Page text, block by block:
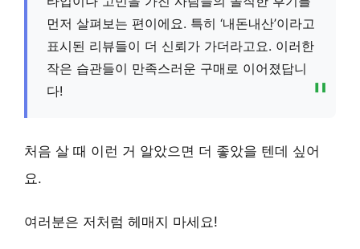
먼저 살펴보는 편이에요. 특히 ‘내돈내산’이라고
표시된 리뷰들이 더 신뢰가 가더라고요. 이러한
작은 습관들이 만족스러운 구매로 이어졌답니
다!
처음 살 때 이런 거 알았으면 더 좋았을 텐데 싶어
요.
여러분은 저처럼 헤매지 마세요!